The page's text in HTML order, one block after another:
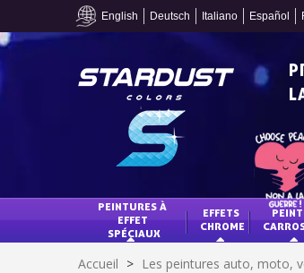
English Deutsch Italiano Español
PEINTURES À
EFFET
SPÉCIAUX
EFFETS
CHROME
Accueil > Les peintures auto, moto,